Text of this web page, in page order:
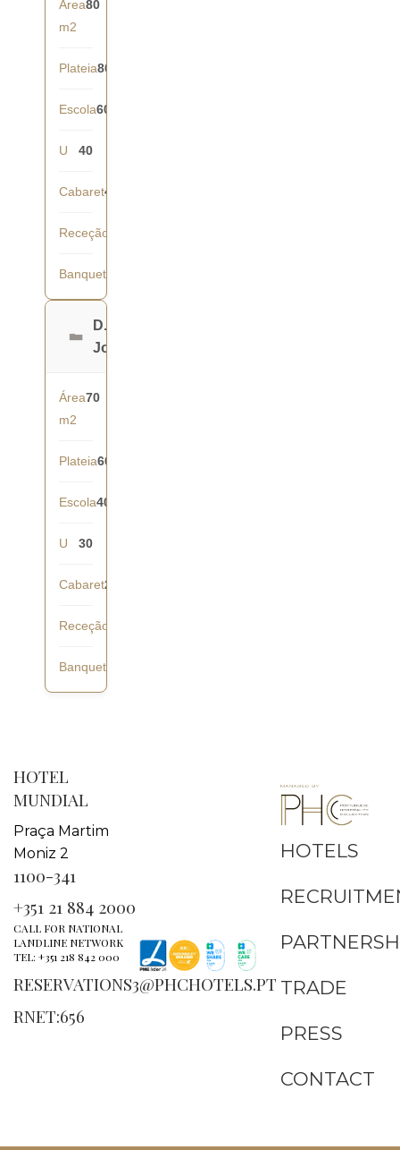
Área
m2
80
Plateia80
Escola60
U 40
Cabaret42
Receção
Banquete
D.
João
Área
m2
70
Plateia60
Escola40
U 30
Cabaret28
Receção
Banquete
HOTEL
MUNDIAL
Praça Martim
Moniz 2
1100-341
+351 21 884 2000
CALL FOR NATIONAL
LANDLINE NETWORK
TEL: +351 218 842 000
RESERVATIONS3@PHCHOTELS.PT
RNET:656
HOTELS
TRADE
PRESS
CONTACT